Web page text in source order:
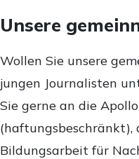
Unsere
Wollen Sie unsere
jungen Journalisten
Sie gerne an die
(haftungsbeschränkt),
Bildungsarbeit für